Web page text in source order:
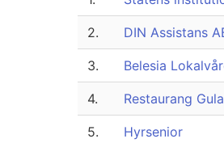
2. DIN Assistans
3. Belesia
4. Restaurang
5. Hyrsenior